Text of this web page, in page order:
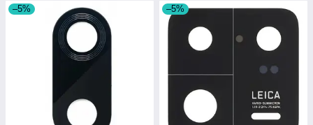
–5% –5%